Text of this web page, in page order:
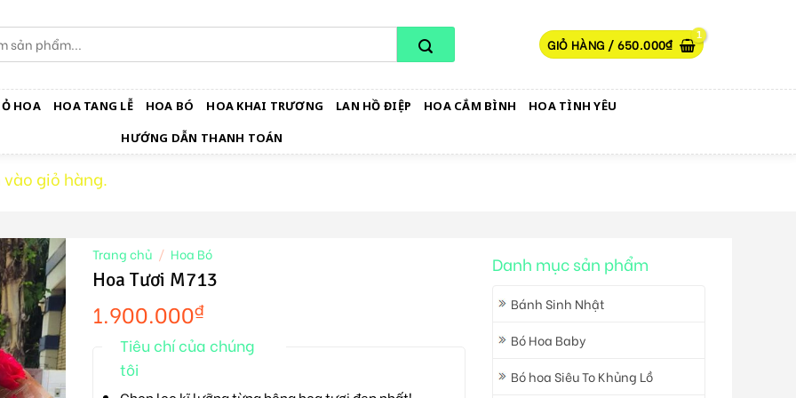
GIỎ HÀNG / 650.000₫
HOA HOA TANG LỄ HOA BÓ HOA KHAI TRƯƠNG LAN HỒ ĐIỆP HOA CẮM BÌNH
HOA TÌNH YÊU
HƯỚNG DẪN THANH TOÁN
vào giỏ hàng.
Danh mục sản phẩm
Bánh Sinh Nhật
Bó Hoa Baby
Bó hoa Siêu To Khủng Lồ
Trang chủ / Hoa Bó
Hoa Tươi M713
1.900.000₫
Tiêu chí của chúng
tôi